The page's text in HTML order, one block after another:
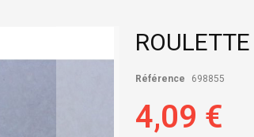
Référence 698855
4,09 €